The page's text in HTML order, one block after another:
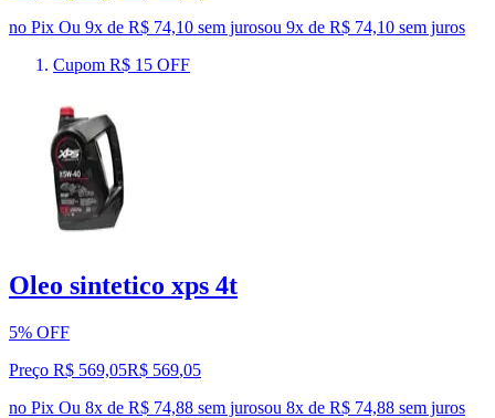
no Pix Ou 9x de R$ 74,10 sem jurosou 9x de R$ 74,10 sem juros
Cupom R$ 15 OFF
Oleo sintetico xps 4t
5% OFF
Preço R$ 569,05R$ 569,05
no Pix Ou 8x de R$ 74,88 sem jurosou 8x de R$ 74,88 sem juros